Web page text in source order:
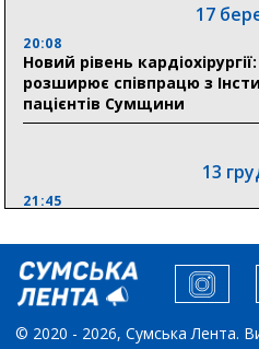
У Сумах завершили
атак: Ніколаєнко підбив
наслідків
17
20:08
Новий рівень
розширює співпрацю з
пацієнтів Сумщини
13
21:45
збільшити завантаження
виробників”, – нардеп Максим
04
© 2020 - 2026, Сумська Лента.